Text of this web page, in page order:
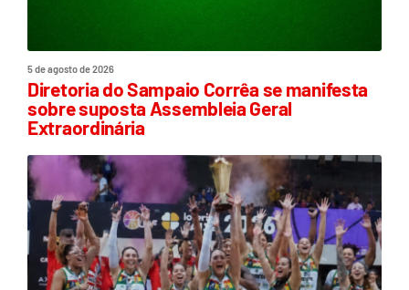
5 de agosto de 2026
Diretoria do Sampaio Corrêa se manifesta
sobre suposta Assembleia Geral
Extraordinária